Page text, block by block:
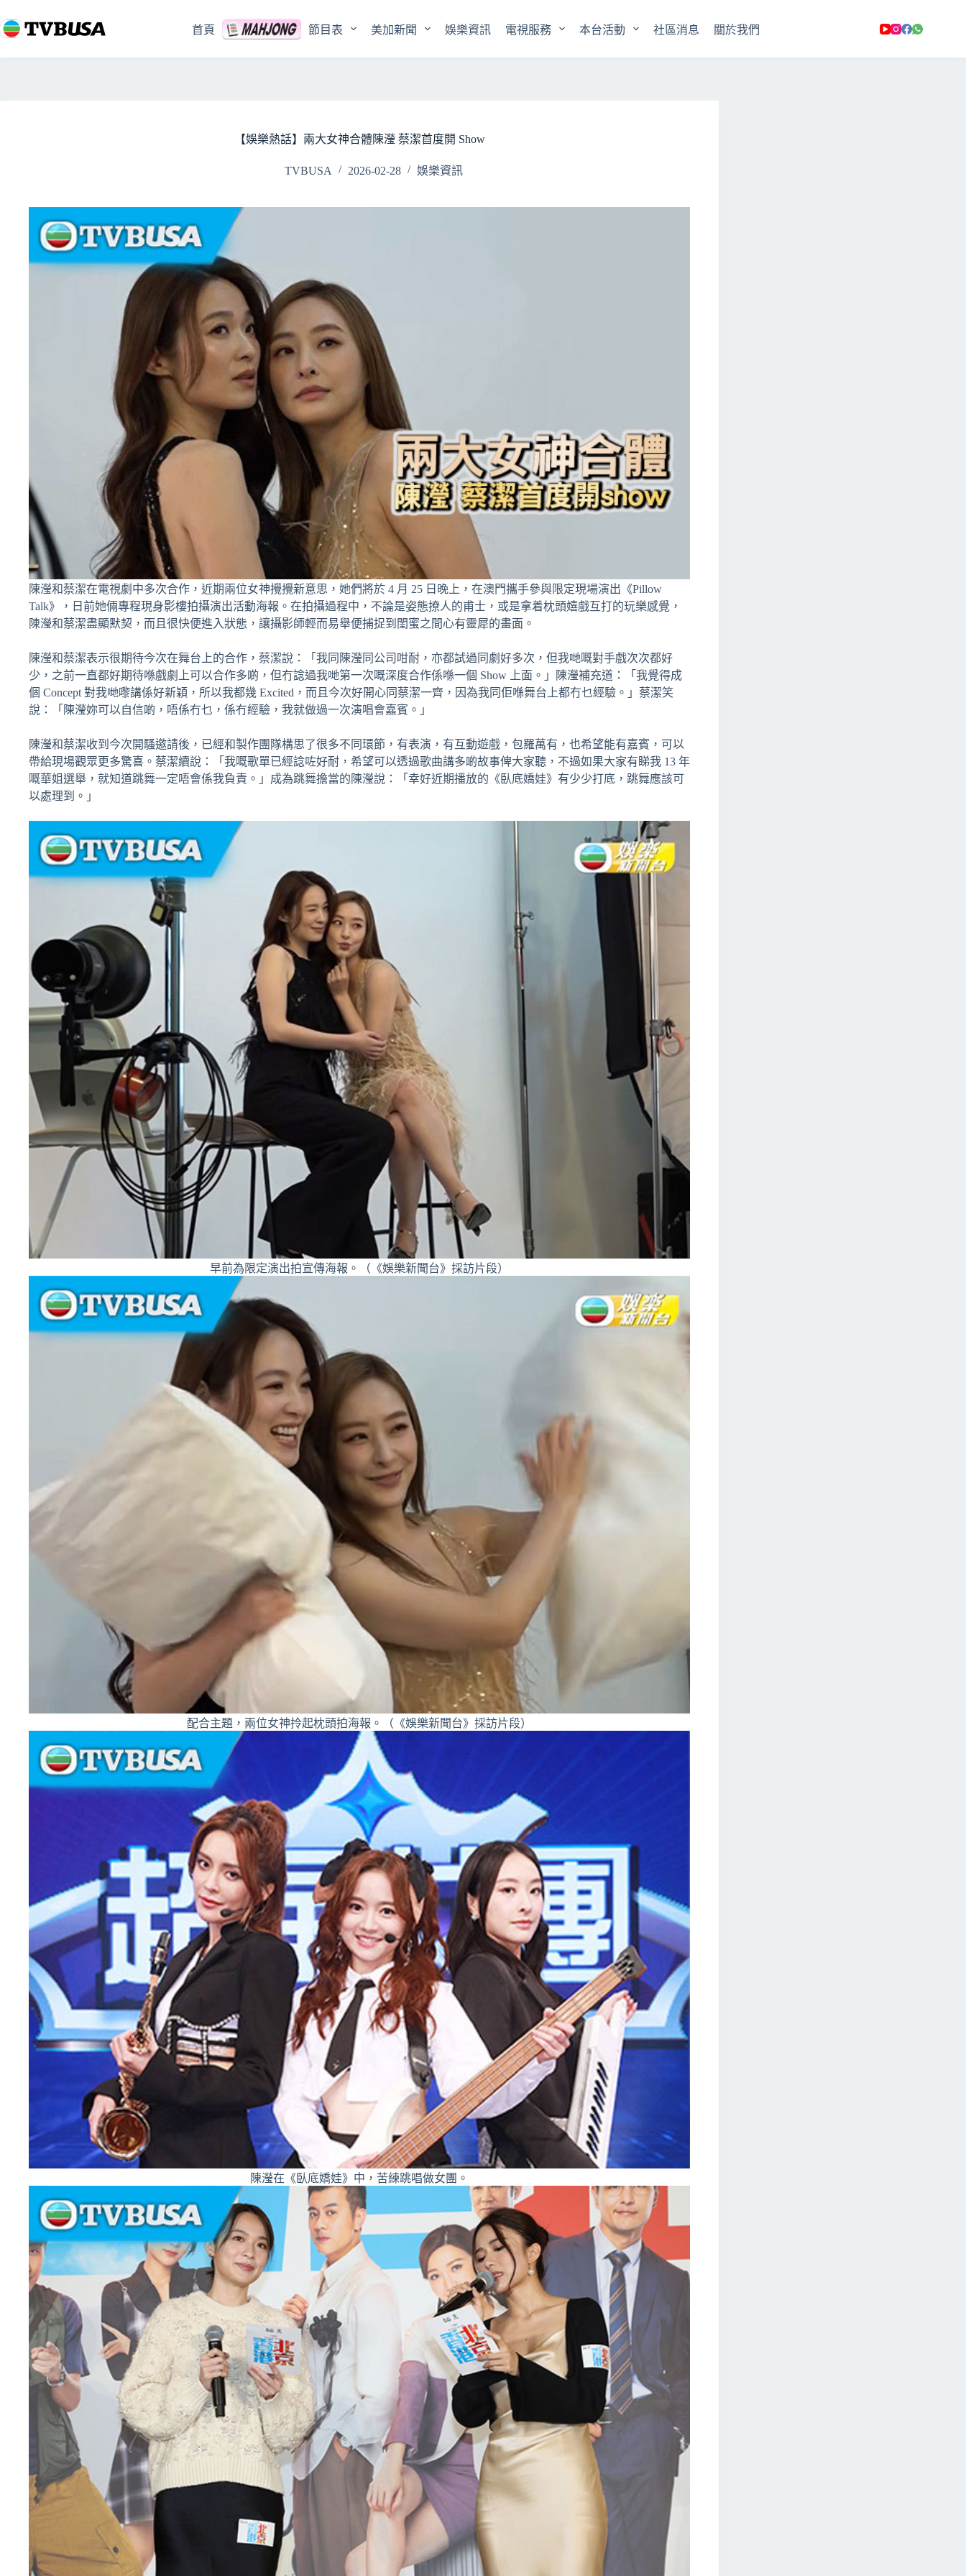
至
要
首頁 節目表 美加新聞 娛樂資訊 電視服務 本台活動 社區消息 關於我們
【娛樂熱話】兩大女神合體陳瀅 蔡潔首度開 Show
TVBUSA 2026-02-28 娛樂資訊
陳瀅和蔡潔在電視劇中多次合作，近期兩位女神攪攪新意思，她們將於 4 月 25 日晚上，在澳門攜手參與限定現場演出《Pillow
Talk》，日前她倆專程現身影樓拍攝演出活動海報。在拍攝過程中，不論是姿態撩人的甫士，或是拿着枕頭嬉戲互打的玩樂感覺，
陳瀅和蔡潔盡顯默契，而且很快便進入狀態，讓攝影師輕而易舉便捕捉到閨蜜之間心有靈犀的畫面。
陳瀅和蔡潔表示很期待今次在舞台上的合作，蔡潔說：「我同陳瀅同公司咁耐，亦都試過同劇好多次，但我哋嘅對手戲次次都好
少，之前一直都好期待喺戲劇上可以合作多啲，但冇諗過我哋第一次嘅深度合作係喺一個 Show 上面。」陳瀅補充道：「我覺得成
個 Concept 對我哋嚟講係好新穎，所以我都幾 Excited，而且今次好開心同蔡潔一齊，因為我同佢喺舞台上都冇乜經驗。」蔡潔笑
說：「陳瀅妳可以自信啲，唔係冇乜，係冇經驗，我就做過一次演唱會嘉賓。」
陳瀅和蔡潔收到今次開騷邀請後，已經和製作團隊構思了很多不同環節，有表演，有互動遊戲，包羅萬有，也希望能有嘉賓，可以
帶給現場觀眾更多驚喜。蔡潔續說：「我嘅歌單已經諗咗好耐，希望可以透過歌曲講多啲故事俾大家聽，不過如果大家有睇我 13 年
嘅華姐選舉，就知道跳舞一定唔會係我負責。」成為跳舞擔當的陳瀅說：「幸好近期播放的《臥底嬌娃》有少少打底，跳舞應該可
以處理到。」
早前為限定演出拍宣傳海報。（《娛樂新聞台》採訪片段）
配合主題，兩位女神拎起枕頭拍海報。（《娛樂新聞台》採訪片段）
陳瀅在《臥底嬌娃》中，苦練跳唱做女團。